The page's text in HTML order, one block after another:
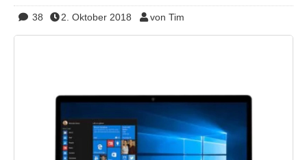
38 2. Oktober 2018 von Tim